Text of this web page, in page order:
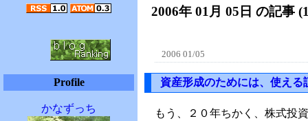
Profile
かなずっち
2006年 01月 05日 の記事
2006 01/05
資産形成のためには、使える
もう、２０年ちかく、株式投